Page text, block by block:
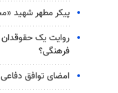
پیکر مطهر شهید
روایت یک حقوقدان
فرهنگی؟
امضای توافق